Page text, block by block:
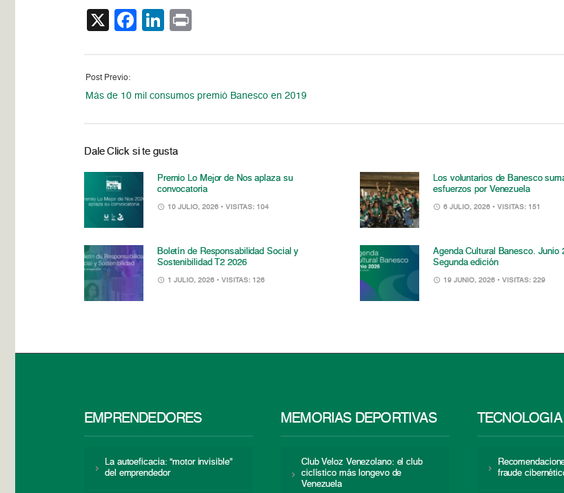
X Facebook
LinkedIn
Post Previo:
Más de 10 mil consumos premió Banesco en 2019
Dale Click si te gusta
Premio Lo Mejor de Nos aplaza su
convocatoria
10 JULIO, 2026 • VISITAS: 104
Los voluntarios de Banesco
esfuerzos por Venezuela
6 JULIO, 2026 • VISITAS: 151
Boletín de Responsabilidad Social y
Sostenibilidad T2 2026
1 JULIO, 2026 • VISITAS: 126
Agenda Cultural Banesco. Junio
Segunda edición
19 JUNIO, 2026 • VISITAS: 229
EMPRENDEDORES
La autoeficacia: “motor invisible”
del emprendedor
MEMORIAS DEPORTIVAS
Club Veloz Venezolano: el club
ciclístico más longevo de
Venezuela
TECNOLOGÍA
fraude